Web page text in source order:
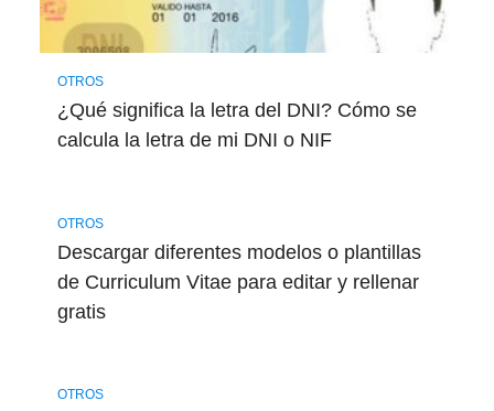
OTROS
¿Qué significa la letra del DNI? Cómo se
calcula la letra de mi DNI o NIF
OTROS
Descargar diferentes modelos o plantillas
de Curriculum Vitae para editar y rellenar
gratis
OTROS